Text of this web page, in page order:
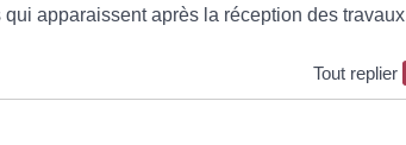
apparaissent après la réception des travaux.
Tout replier